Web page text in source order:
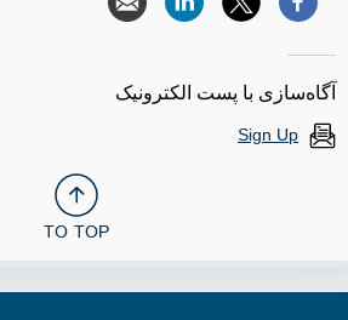
آگاه‌سازی با پست الکترونیک
Sign Up
TO TOP